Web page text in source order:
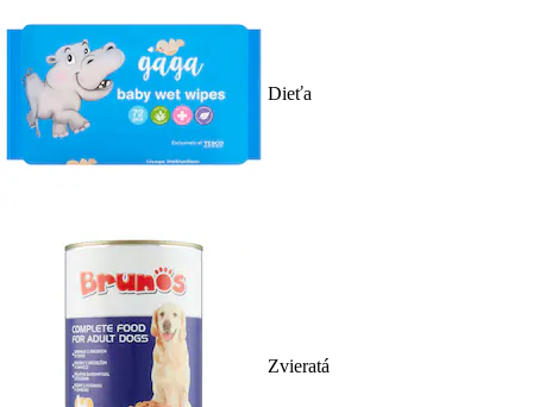
Dieťa
Zvieratá